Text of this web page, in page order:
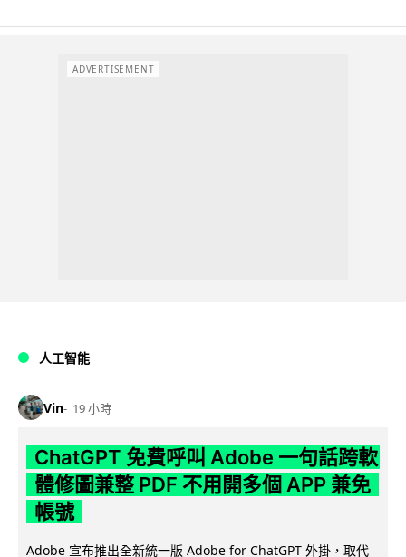
ADVERTISEMENT
人工智能
Vin 19 小時
ChatGPT 免費呼叫 Adobe 一句話跨軟
體修圖兼整 PDF 不用開多個 APP 兼免
帳號
Adobe 宣布推出全新統一版 Adobe for ChatGPT 外掛，取代